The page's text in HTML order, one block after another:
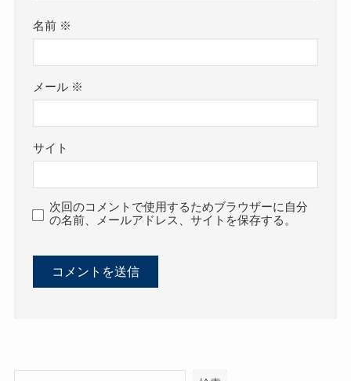
名前 ※
メール ※
サイト
次回のコメントで使用するためブラウザーに自分
の名前、メールアドレス、サイトを保存する。